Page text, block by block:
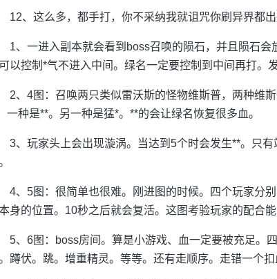
12、这么多，都手打，你不采纳我就诅咒你刷异界都
1、一进入副本就会看到boss召唤的陨石，并且陨石会
以控制*气不进入中间。绿名一定要控制到中间再打。
2、4图：召唤两只类似雷沃斯的怪物维斯普，两种维
一种是**。另一种是猛*。**的会让绿名恢复很多血。
3、玩家头上会出现漩涡。当达到5个时会发生**。只
4、5图：很简单也很难。刚进图的时候。四个玩家分
身的位置。10秒之后就会复活。这图考验玩家的配合能
5、6图：boss房间。算是小游戏、血一定要被充足。
蹲伏。跳。增重精灵。等等。还有走顺序。走错一个扣